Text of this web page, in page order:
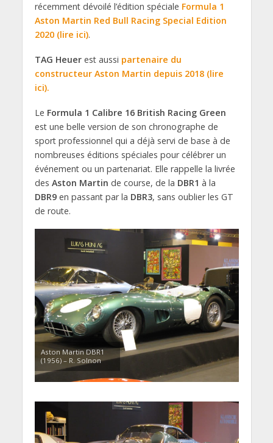
récemment dévoilé l’édition spéciale Formula 1
Aston Martin Red Bull Racing Special Edition
2020 (lire ici).
TAG Heuerest aussi partenaire du
constructeur Aston Martin depuis 2018 (lire
ici).
Le Formula 1 Calibre 16 British Racing Green
est une belle version de son chronographe de
sport professionnel qui a déjà servi de base à de
nombreuses éditions spéciales pour célébrer un
événement ou un partenariat. Elle rappelle la livrée
des Aston Martin de course, de la DBR1 à la
DBR9en passant par la DBR3, sans oublier les GT
de route.
Aston Martin DBR1
(1956) – R. Solnon